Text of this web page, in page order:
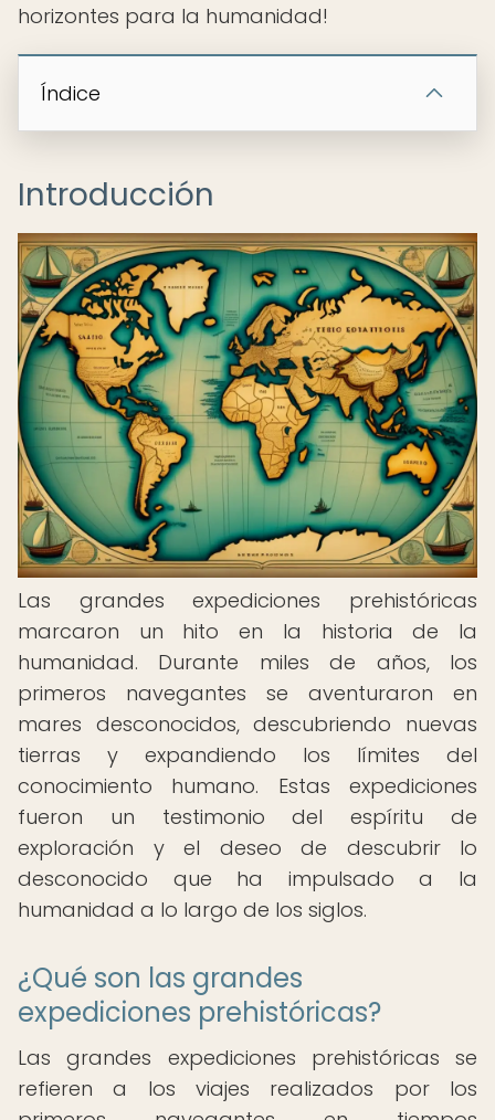
horizontes para la humanidad!
Índice
Introducción
Las grandes expediciones prehistóricas
marcaron un hito en la historia de la
humanidad. Durante miles de años, los
primeros navegantes se aventuraron en
mares desconocidos, descubriendo nuevas
tierras y expandiendo los límites del
conocimiento humano. Estas expediciones
fueron un testimonio del espíritu de
exploración y el deseo de descubrir lo
desconocido que ha impulsado a la
humanidad a lo largo de los siglos.
¿Qué son las grandes
expediciones prehistóricas?
Las grandes expediciones prehistóricas se
refieren a los viajes realizados por los